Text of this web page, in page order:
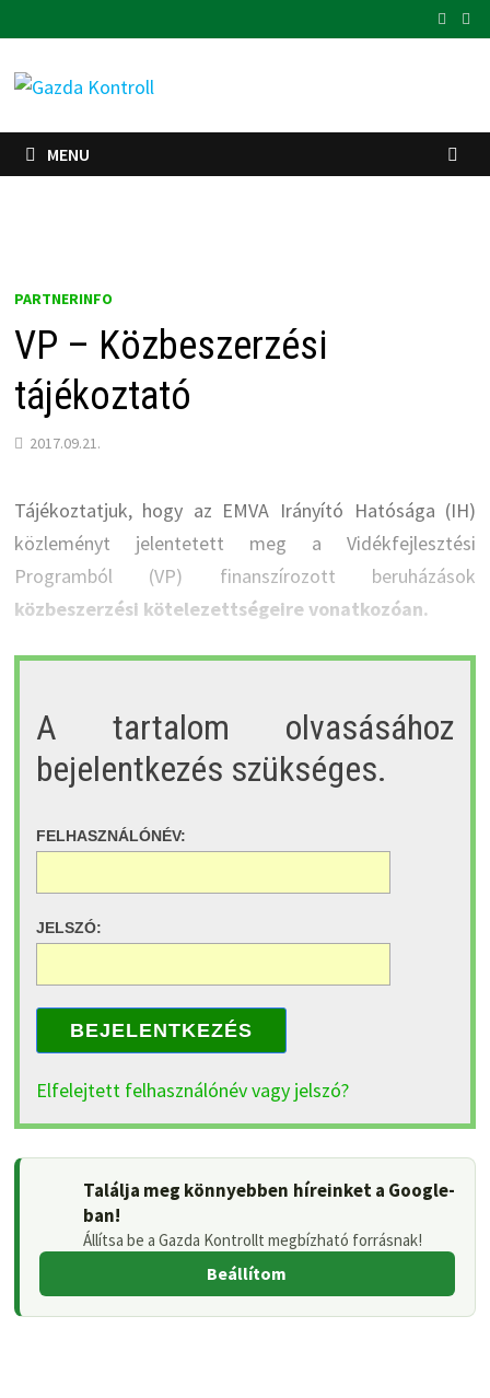
to
content
MENU
PARTNERINFO
VP – Közbeszerzési
tájékoztató
2017.09.21.
Tájékoztatjuk, hogy az EMVA Irányító Hatósága (IH)
közleményt jelentetett meg a Vidékfejlesztési
Programból (VP) finanszírozott beruházások
közbeszerzési kötelezettségeire vonatkozóan.
A tartalom olvasásához
bejelentkezés szükséges.
FELHASZNÁLÓNÉV:
JELSZÓ:
BEJELENTKEZÉS
Elfelejtett felhasználónév vagy jelszó?
Találja meg könnyebben híreinket a Google-
ban!
Állítsa be a Gazda Kontrollt megbízható forrásnak!
Beállítom